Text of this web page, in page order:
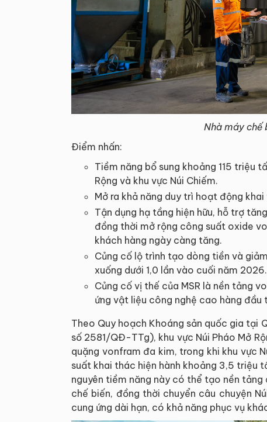
Nhà máy chế
Điểm nhấn:
Tiềm năng bổ sung khoảng 115 triệu
Rộng và khu vực Núi Chiếm.
Mở ra khả năng duy trì hoạt động
Tận dụng hạ tầng hiện hữu, hỗ trợ
đồng thời mở rộng công suất oxide
khách hàng ngày càng tăng.
Củng cố lộ trình tạo dòng tiền và
xuống dưới 1,0 lần vào cuối năm 2026.
Củng cố vị thế của MSR là nền tảng
ứng vật liệu công nghệ cao hàng đầu
Theo Quy hoạch Khoáng sản quốc gia
số 2581/QĐ-TTg), khu vực Núi Pháo Mở
quặng vonfram đa kim, trong khi khu vực
suất khai thác hiện hành khoảng 3,5 triệu
nguyên tiềm năng này có thể tạo nền
chế biến, đồng thời chuyển câu chuyện
cung ứng dài hạn, có khả năng phục vụ